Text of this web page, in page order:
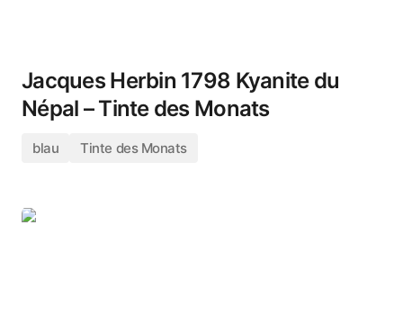
Jacques Herbin 1798 Kyanite du
Népal – Tinte des Monats
blau Tinte des Monats